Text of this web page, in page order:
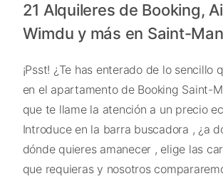
21 Alquileres de Booking,
Wimdu y más en Saint-
¡Psst! ¿Te has enterado de lo sencillo
en el apartamento de Booking Saint-
que te llame la atención a un precio
Introduce en la barra buscadora , ¿a
dónde quieres amanecer , elige las
que requieras y nosotros